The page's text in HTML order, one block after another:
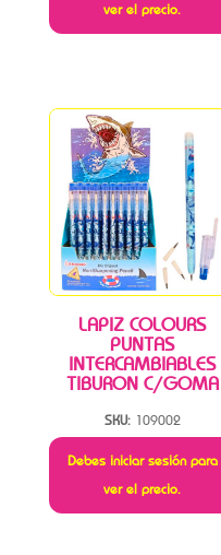
ver el precio.
LAPIZ COLOURS
PUNTAS
INTERCAMBIABLES
TIBURON C/GOMA
SKU: 109002
Debes iniciar sesión para
ver el precio.